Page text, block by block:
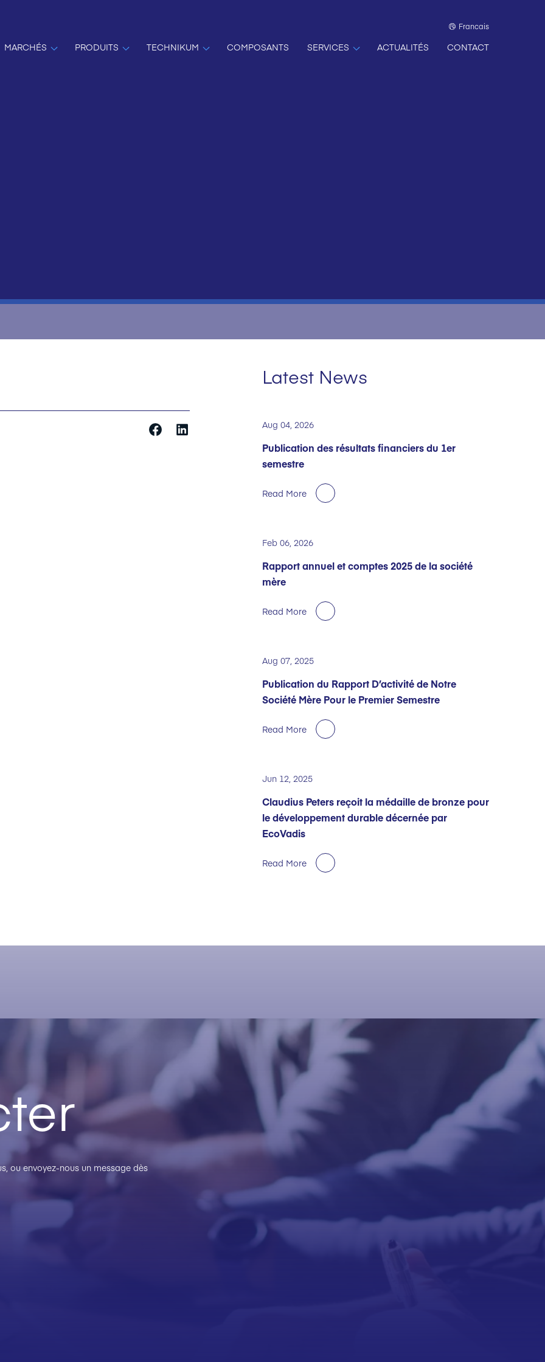
Francais
MARCHÉS PRODUITS TECHNIKUM COMPOSANTS SERVICES ACTUALITÉS CONTACT
Latest News
Aug 04, 2026
Publication des résultats financiers du 1er
semestre
Read More
Feb 06, 2026
Rapport annuel et comptes 2025 de la société
mère
Read More
Aug 07, 2025
Publication du Rapport D’activité de Notre
Société Mère Pour le Premier Semestre
Read More
Jun 12, 2025
Claudius Peters reçoit la médaille de bronze pour
le développement durable décernée par
EcoVadis
Read More
ou envoyez-nous un message dès